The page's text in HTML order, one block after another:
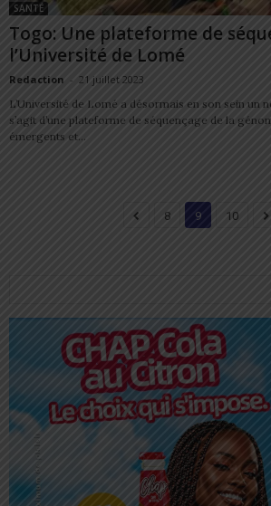
SANTÉ
Togo: Une plateforme de
l’Université de Lomé
Redaction - 21 juillet 2023
L’Université de Lomé a désormais en son sein un
s’agit d’une plateforme de séquençage de la
émergents et...
8 9 10